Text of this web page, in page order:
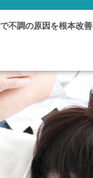
不調の原因を根本改善